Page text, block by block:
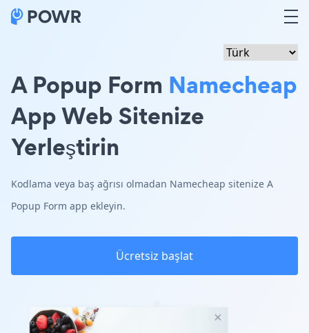
A Popup Form Namecheap
App Web Sitenize
Yerleştirin
Kodlama veya baş ağrısı olmadan Namecheap sitenize A
Popup Form app ekleyin.
Ücretsiz başlat